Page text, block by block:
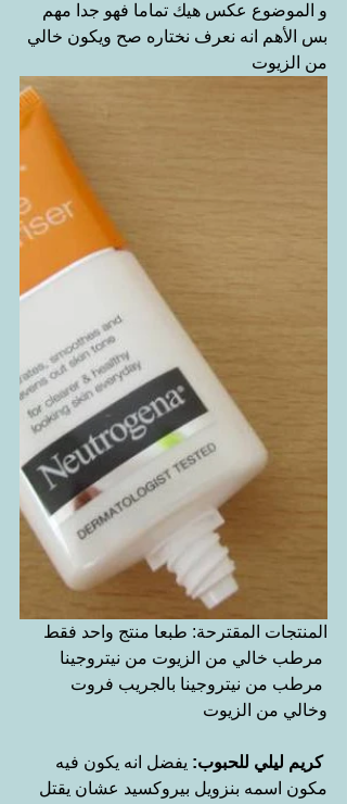
و الموضوع عكس هيك تماما فهو جدا مهم
بس الأهم انه نعرف نختاره صح ويكون خالي
من الزيوت
المنتجات المقترحة: طبعا منتج واحد فقط
مرطب من نيتروجينا بالجريب فروت
وخالي من الزيوت
كريم ليلي للحبوب: يفضل انه يكون فيه
مكون اسمه بنزويل بيروكسيد عشان يقتل